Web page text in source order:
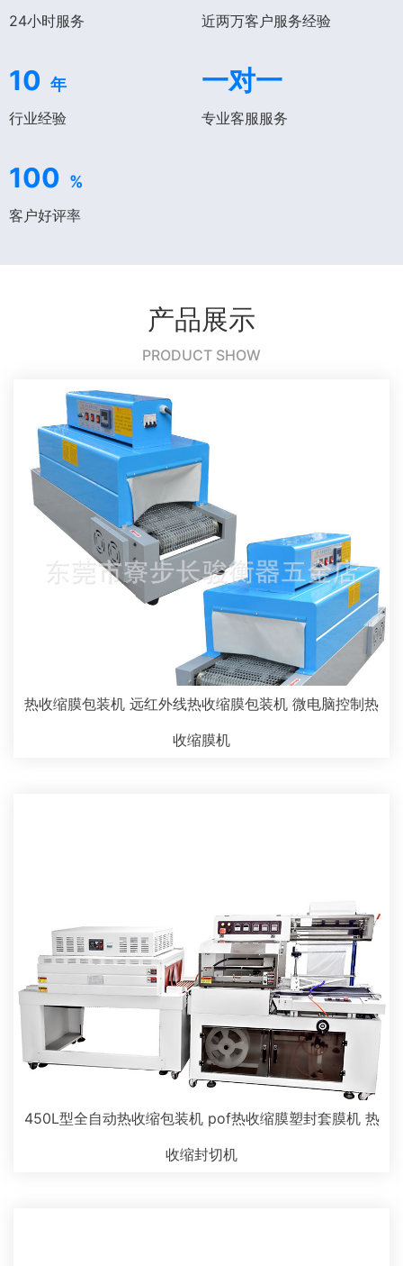
24小时服务 近两万客户服务经验
10 年
行业经验
一对一
专业客服服务
100 %
客户好评率
产品展示
PRODUCT SHOW
热收缩膜包装机 远红外线热收缩膜包装机 微电脑控制热
收缩膜机
450L型全自动热收缩包装机 pof热收缩膜塑封套膜机 热
收缩封切机